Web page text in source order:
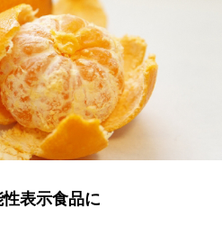
表示食品に